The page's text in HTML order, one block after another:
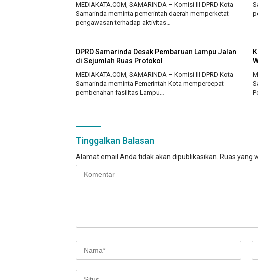
MEDIAKATA.COM, SAMARINDA – Komisi III DPRD Kota
Samarinda meminta pemerintah daerah memperketat
pengawasan terhadap aktivitas…
DPRD Samarinda Desak Pembaruan Lampu Jalan
di Sejumlah Ruas Protokol
MEDIAKATA.COM, SAMARINDA – Komisi III DPRD Kota
Samarinda meminta Pemerintah Kota mempercepat
pembenahan fasilitas Lampu…
Tinggalkan Balasan
Alamat email Anda tidak akan dipublikasikan. Ruas yang